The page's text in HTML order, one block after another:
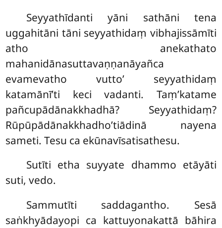
Seyyathīdanti yāni sathāni tena
uggahitāni tāni seyyathidaṃ vibhajissāmīti
atho anekathato
mahanidānasuttavaṇṇanāyañca
evamevatho vutto’ seyyathidaṃ
katamānī’ti keci vadanti. Taṃ’katame
pañcupādānakkhadhā? Seyyathidaṃ?
Rūpūpādānakkhadho’tiādinā nayena
sameti. Tesu ca ekūnavīsatisathesu.
Sutīti etha suyyate dhammo etāyāti
suti, vedo.
Sammutīti saddagantho. Sesā
saṅkhyādayopi ca kattuyonakattā bāhira